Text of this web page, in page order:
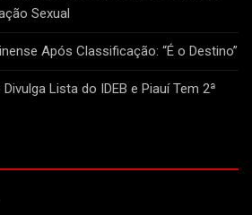
Sexual
Após Classificação: “É o Destino”
Lista do IDEB e Piauí Tem 2ª